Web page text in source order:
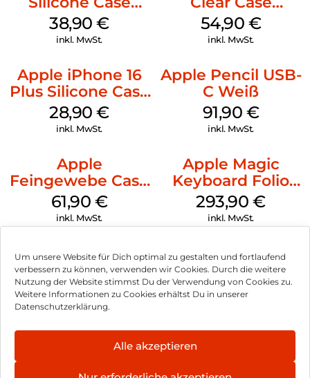
Um unsere Website für Dich optimal zu gestalten und fortlaufend
verbessern zu können, verwenden wir Cookies. Durch die weitere
Nutzung der Website stimmst Du der Verwendung von Cookies zu.
Weitere Informationen zu Cookies erhältst Du in unserer
Datenschutzerklärung.
Alle akzeptieren
MagSafe
Ultramarine
38,90€
inkl. MwSt.
MagSafe
Transparent
54,90 €
inkl. MwSt.
Apple iPhone 16
Plus Silicone Case
MagSafe Black
28,90€
inkl. MwSt.
Apple Pencil USB-
C Weiß
91,90 €
inkl. MwSt.
Apple
Feingewebe Case
iPhone 15 Pro
MagSafe Schwarz
61,90 €
inkl. MwSt.
Apple Magic
Keyboard Folio
iPad 10.9″ (10.Gen.)
Weiß
293,90€
inkl. MwSt.
Impressum